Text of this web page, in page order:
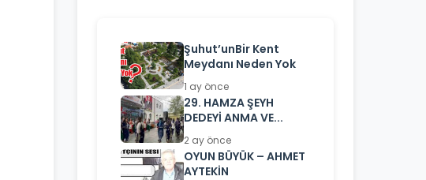
Şuhut’unBir Kent
Meydanı Neden Yok
1 ay önce
29. HAMZA ŞEYH
DEDEYİ ANMA VE...
2 ay önce
OYUN BÜYÜK – AHMET
AYTEKİN